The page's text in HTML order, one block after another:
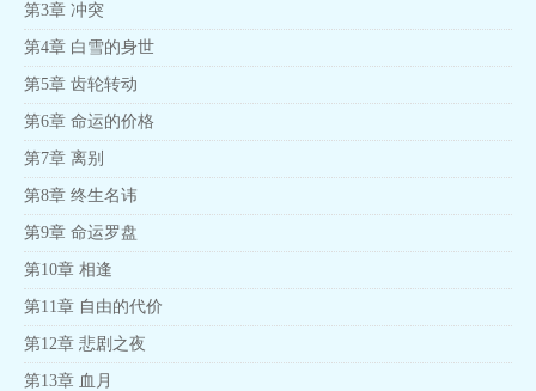
第3章 冲突
第4章 白雪的身世
第5章 齿轮转动
第6章 命运的价格
第7章 离别
第8章 终生名讳
第9章 命运罗盘
第10章 相逢
第11章 自由的代价
第12章 悲剧之夜
第13章 血月